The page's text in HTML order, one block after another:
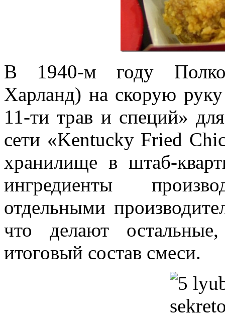
В 1940-м году
Харланд) на скорую
11-ти трав и специй»
сети «Kentucky Fried
хранилище в штаб-
ингредиенты
отдельными
что делают
итоговый состав смеси.